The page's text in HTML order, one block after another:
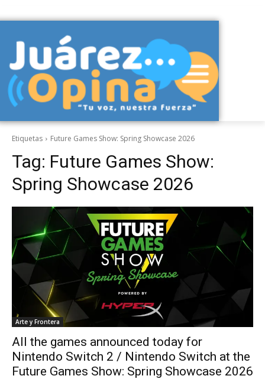
Etiquetas Future Games Show: Spring Showcase 2026
Tag: Future Games Show:
Spring Showcase 2026
Arte y Frontera
All the games announced today for
Nintendo Switch 2 / Nintendo Switch at the
Future Games Show: Spring Showcase 2026